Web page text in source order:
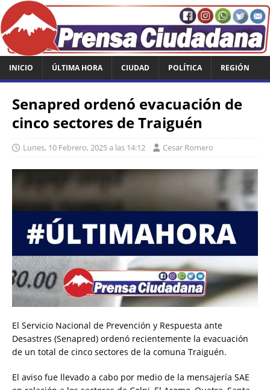
INICIO ÚLTIMA HORA CIUDAD POLÍTICA REGIÓN
Senapred ordenó evacuación de
cinco sectores de Traiguén
Lunes, 10 Febrero, 2025 a las 14:12 Cesar Romero
El Servicio Nacional de Prevención y Respuesta ante
Desastres (Senapred) ordenó recientemente la evacuación
de un total de cinco sectores de la comuna Traiguén.
El aviso fue llevado a cabo por medio de la mensajería SAE